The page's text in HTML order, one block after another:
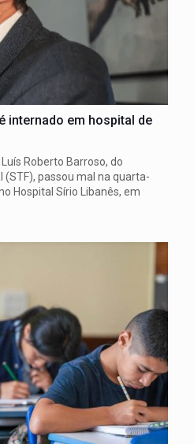
internado em hospital de
Roberto Barroso, do
(STF), passou mal na quarta-
Hospital Sírio Libanês, em